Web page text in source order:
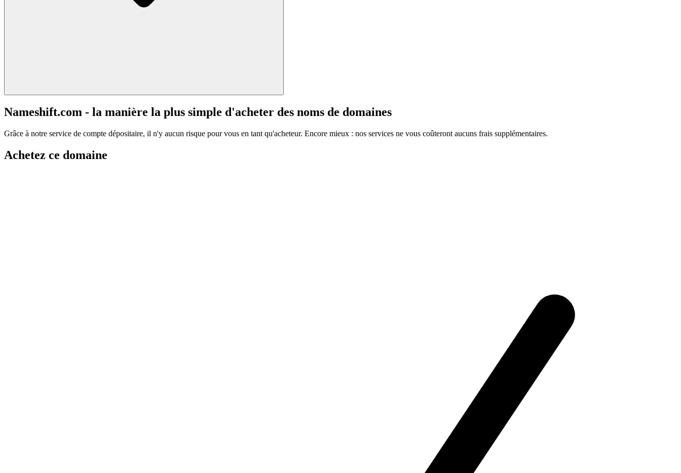
Nameshift.com - la manière la plus simple d'acheter des noms de domaines
Grâce à notre service de compte dépositaire, il n'y aucun risque pour vous en tant qu'acheteur. Encore mieux : nos services ne vous coûteront aucuns frais supplémentaires.
Achetez ce domaine